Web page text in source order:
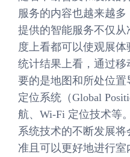
服务的内容也越来越
提供的智能服务不仅
度上看都可以使观展
统计结果上看，通过
要的是地图和所处位
定位系统（Global
航、Wi-Fi 定位技术等
系统技术的不断发展
准且可以更好地进行室